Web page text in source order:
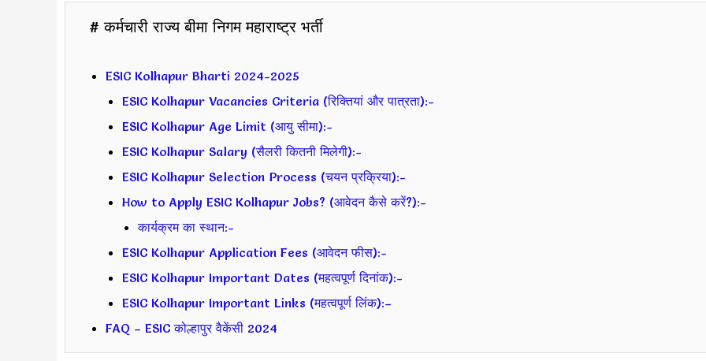
# कर्मचारी राज्य बीमा निगम महाराष्ट्र भर्ती
ESIC Kolhapur Bharti 2024-2025
ESIC Kolhapur Vacancies Criteria (रिक्तियां और पात्रता):-
ESIC Kolhapur Age Limit (आयु सीमा):-
ESIC Kolhapur Salary (सैलरी कितनी मिलेगी):-
ESIC Kolhapur Selection Process (चयन प्रक्रिया):-
How to Apply ESIC Kolhapur Jobs? (आवेदन कैसे करें?):-
कार्यक्रम का स्थान:-
ESIC Kolhapur Application Fees (आवेदन फीस):-
ESIC Kolhapur Important Dates (महत्वपूर्ण दिनांक):-
ESIC Kolhapur Important Links (महत्वपूर्ण लिंक):–
FAQ – ESIC कोल्हापुर वैकेंसी 2024